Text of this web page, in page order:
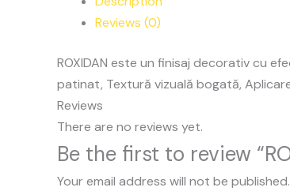
Reviews (0)
ROXIDAN este un finisaj decorativ cu
patinat, Textură vizuală bogată,
Reviews
There are no reviews yet.
Be the first to review
Your email address will not be published.